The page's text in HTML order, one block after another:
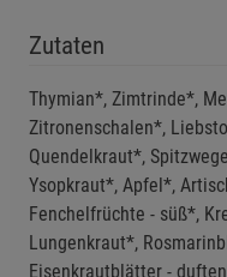
Zutaten
Thymian*, Zimtrinde*,
Zitronenschalen*,
Quendelkraut*,
Ysopkraut*, Apfel*,
Fenchelfrüchte - süß*,
Lungenkraut*,
Eisenkrautblätter -